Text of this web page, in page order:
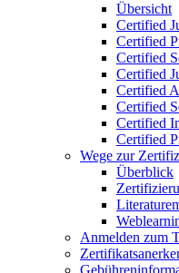
Übersicht
Certified
Certified
Certified
Certified
Certified
Certified
Certified
Certified
Wege zur
Überblick
Anmelden zum